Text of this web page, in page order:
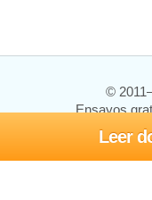
Leer
©
Ensayos